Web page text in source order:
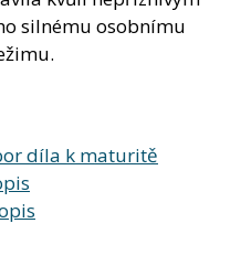
silnému osobnímu
díla k maturitě